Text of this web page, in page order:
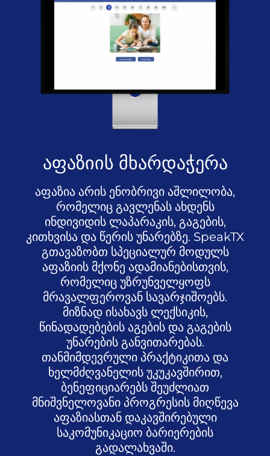
აფაზიის მხარდაჭერა
აფაზია არის ენობრივი აშლილობა,
რომელიც გავლენას ახდენს
ინდივიდის ლაპარაკის, გაგების,
კითხვისა და წერის უნარებზე. SpeakTX
გთავაზობთ სპეციალურ მოდულს
აფაზიის მქონე ადამიანებისთვის,
რომელიც უზრუნველყოფს
მრავალფეროვან სავარჯიშოებს.
მიზნად ისახავს ლექსიკის,
წინადადებების აგების და გაგების
უნარების განვითარებას.
თანმიმდევრული პრაქტიკითა და
ხელმძღვანელის უკუკავშირით,
ბენეფიციარებს შეუძლიათ
მნიშვნელოვანი პროგრესის მიღწევა
აფაზიასთან დაკავშირებული
საკომუნიკაციო ბარიერების
გადალახვაში.